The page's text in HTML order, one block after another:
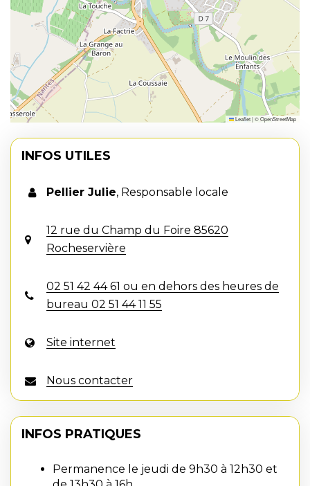
Leaflet|©OpenStreetMap
INFOS UTILES
Pellier Julie, Responsable locale
12 rue du Champ du Foire 85620
Rocheservière
02 51 42 44 61 ou en dehors des heures de
bureau 02 51 44 11 55
Site internet
Nous contacter
INFOS PRATIQUES
Permanence le jeudi de 9h30 à 12h30 et